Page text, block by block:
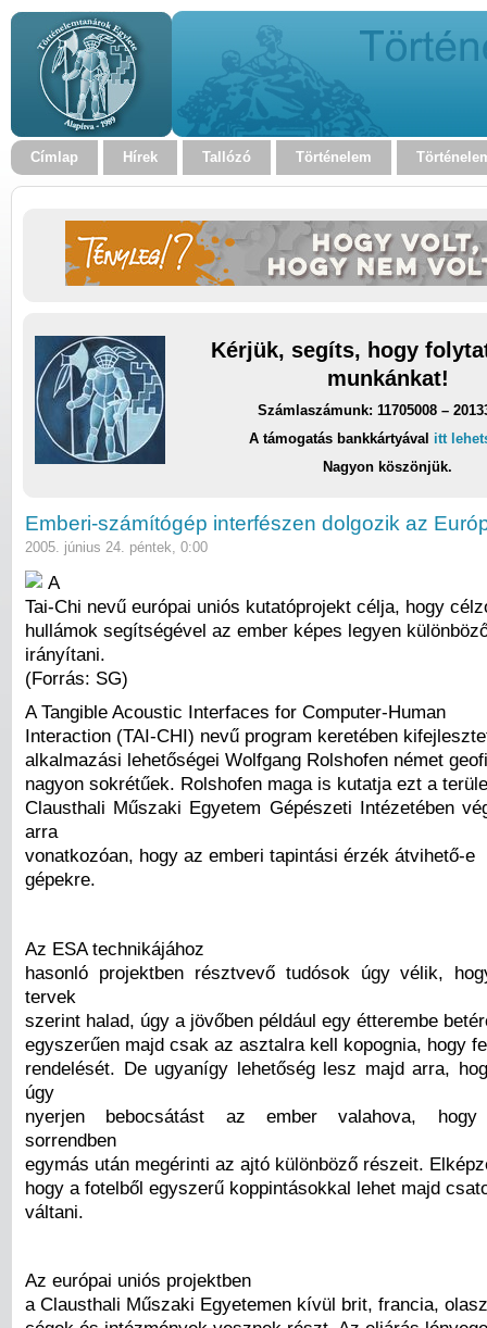
Címlap Hírek Tallózó Történelem
Kérjük, segíts, hogy
munkánkat!
Számlaszámunk: 11705008 –
A támogatás bankkártyával itt
Nagyon köszönjük.
Emberi-számítógép interfészen dolgozik az
2005. június 24. péntek, 0:00
A
Tai-Chi nevű európai uniós kutatóprojekt célja, hogy
hullámok segítségével az ember képes legyen
irányítani.
(Forrás: SG)
A Tangible Acoustic Interfaces for Computer-Human
Interaction (TAI-CHI) nevű program keretében
alkalmazási lehetőségei Wolfgang Rolshofen német
nagyon sokrétűek. Rolshofen maga is kutatja ezt a
Clausthali Műszaki Egyetem Gépészeti Intézetében
arra
vonatkozóan, hogy az emberi tapintási érzék átvihető-e
gépekre.
Az ESA technikájához
hasonló projektben résztvevő tudósok úgy vélik,
tervek
szerint halad, úgy a jövőben például egy étterembe
egyszerűen majd csak az asztalra kell kopognia, hogy
rendelését. De ugyanígy lehetőség lesz majd arra,
úgy
nyerjen bebocsátást az ember valahova, hogy
sorrendben
egymás után megérinti az ajtó különböző részeit.
hogy a fotelből egyszerű koppintásokkal lehet majd
váltani.
Az európai uniós projektben
a Clausthali Műszaki Egyetemen kívül brit, francia,